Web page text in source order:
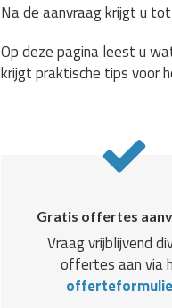
Na de aanvraag krijgt u
Op deze pagina leest u
krijgt praktische tips voor
Gratis offertes
Vraag vrijblijvend
offertes aan via